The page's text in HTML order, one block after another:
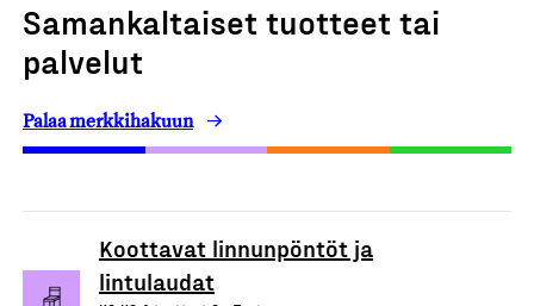
Samankaltaiset tuotteet tai
palvelut
Palaa merkkihakuun
Koottavat linnunpöntöt ja
lintulaudat